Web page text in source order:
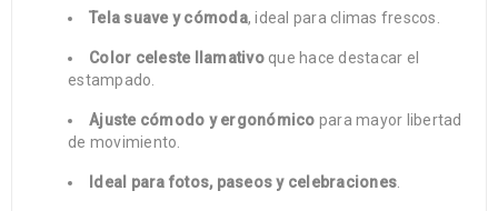
Tela suave y cómoda, ideal para climas frescos.
Color celeste llamativoque hace destacar el
estampado.
Ajuste cómodo y ergonómico para mayor libertad
de movimiento.
Ideal para fotos, paseos y celebraciones